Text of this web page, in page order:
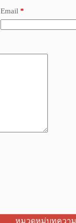
Email *
หมวดหมู่บทความ